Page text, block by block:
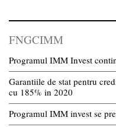
FNGCIMM
Programul IMM Invest
Garantiile de stat pentru
cu 185% in 2020
Programul IMM invest se